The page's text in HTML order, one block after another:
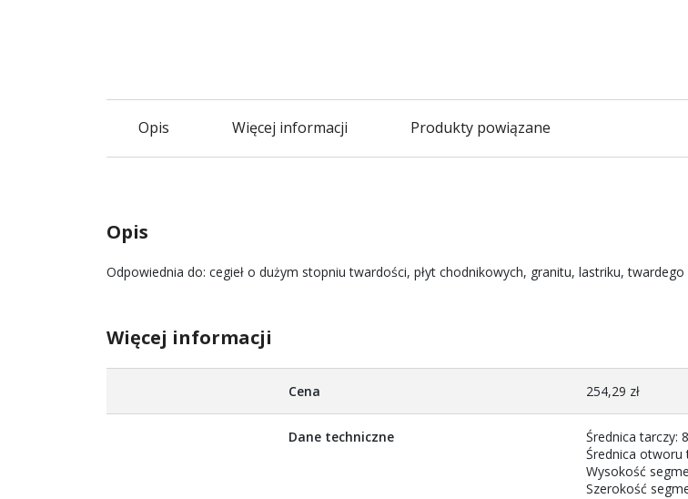
Opis Więcej informacji Produkty powiązane
Opis
Odpowiednia do: cegieł o dużym stopniu twardości, płyt chodnikowych, granitu, lastriku,
Więcej informacji
Cena 254,29 zł
Dane techniczne
Średnica tarczy:
Średnica otworu
Wysokość
Szerokość